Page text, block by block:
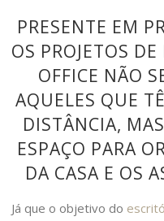
PRESENTE EM
OS PROJETOS
OFFICE NÃO
AQUELES QUE
DISTÂNCIA,
ESPAÇO PARA
DA CASA E OS
Já que o objetivo do